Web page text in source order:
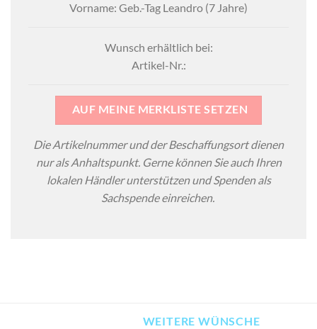
Vorname: Geb.-Tag Leandro (7 Jahre)
Wunsch erhältlich bei:
Artikel-Nr.:
AUF MEINE MERKLISTE SETZEN
Die Artikelnummer und der Beschaffungsort dienen
nur als Anhaltspunkt. Gerne können Sie auch Ihren
lokalen Händler unterstützen und Spenden als
Sachspende einreichen.
WEITERE WÜNSCHE